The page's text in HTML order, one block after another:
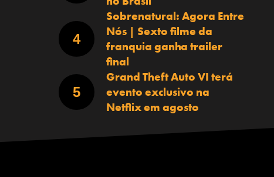
Sobrenatural: Agora Entre
Nós | Sexto filme da
franquia ganha trailer
final
Grand Theft Auto VI terá
evento exclusivo na
Netflix em agosto